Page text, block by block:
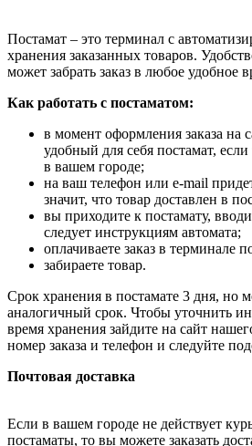
Постамат – это терминал с
хранения заказанных товаров.
может забрать заказ в любое удобное
Как работать с постаматом:
в момент оформления заказа на
удобный для себя постамат, если
в вашем городе;
на ваш телефон или e-mail
значит, что товар доставлен в
вы приходите к постамату,
следует инструкциям автомата;
оплачиваете заказ в терминале
забираете товар.
Срок хранения в постамате 3 дня, но
аналогичный срок. Чтобы уточнить
время хранения зайдите на сайт
номер заказа и телефон и следуйте
Почтовая доставка
Если в вашем городе не действует
постаматы, то вы можете заказать